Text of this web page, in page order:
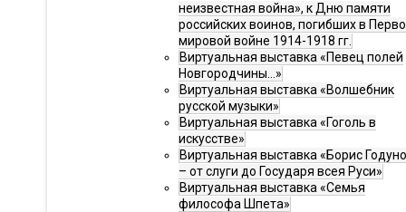
неизвестная война», к Дню памяти
российских воинов, погибших в
мировой войне 1914-1918 гг.
Виртуальная выставка «Певец полей
Новгородчины…»
Виртуальная выставка «Волшебник
русской музыки»
Виртуальная выставка «Гоголь в
искусстве»
Виртуальная выставка «Борис
– от слуги до Государя всея Руси»
Виртуальная выставка «Семья
философа Шпета»